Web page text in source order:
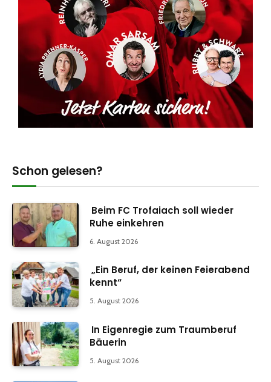
Schon gelesen?
Beim FC Trofaiach soll wieder
Ruhe einkehren
6. August 2026
„Ein Beruf, der keinen Feierabend
kennt“
5. August 2026
In Eigenregie zum Traumberuf
Bäuerin
5. August 2026